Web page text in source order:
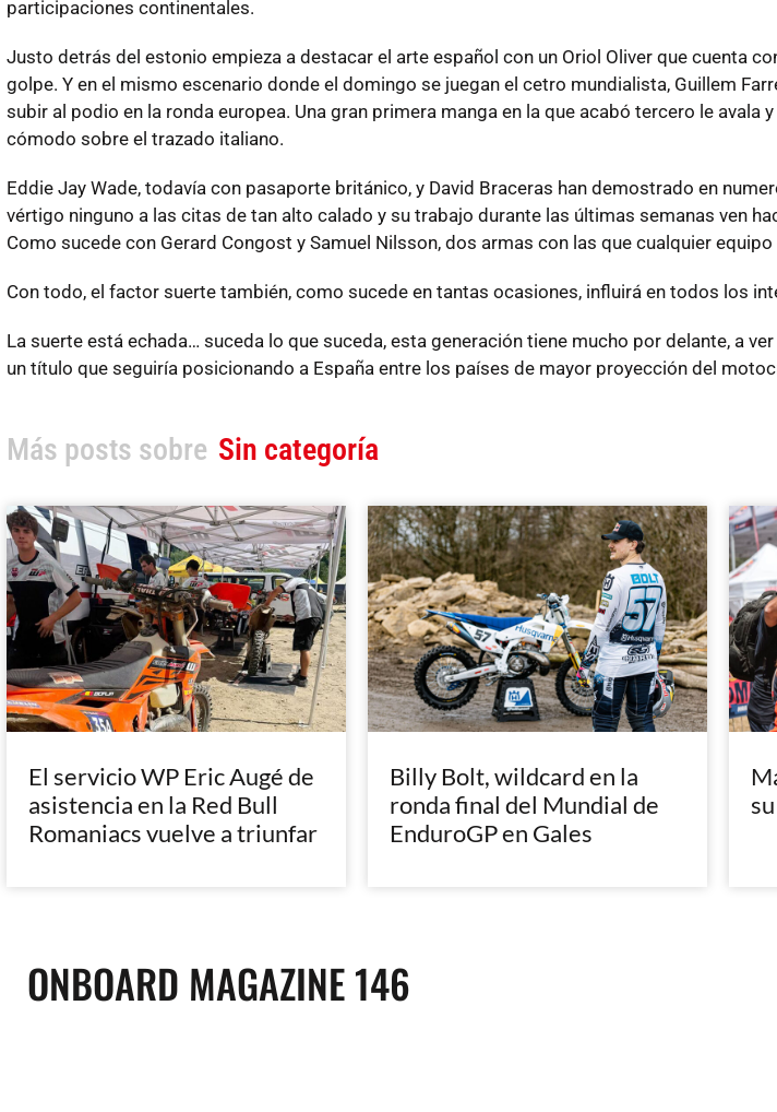
participaciones continentales.
Justo detrás del estonio empieza a destacar el arte español con un Oriol Oliver que cuenta
golpe. Y en el mismo escenario donde el domingo se juegan el cetro mundialista, Guillem
subir al podio en la ronda europea. Una gran primera manga en la que acabó tercero le avala
cómodo sobre el trazado italiano.
Eddie Jay Wade, todavía con pasaporte británico, y David Braceras han demostrado en
vértigo ninguno a las citas de tan alto calado y su trabajo durante las últimas semanas ven
Como sucede con Gerard Congost y Samuel Nilsson, dos armas con las que cualquier
Con todo, el factor suerte también, como sucede en tantas ocasiones, influirá en todos los
La suerte está echada… suceda lo que suceda, esta generación tiene mucho por delante, a
un título que seguiría posicionando a España entre los países de mayor proyección del
Más posts sobre Sin categoría
El servicio WP Eric Augé de
asistencia en la Red Bull
Romaniacs vuelve a triunfar
Billy Bolt, wildcard en la
ronda final del Mundial de
EnduroGP en Gales
ONBOARD MAGAZINE 146